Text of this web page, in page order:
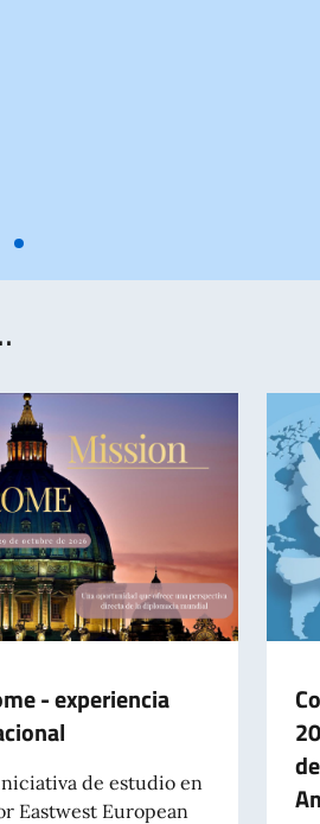
- experiencia
de estudio en
Eastwest European